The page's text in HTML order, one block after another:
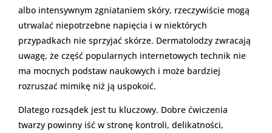
albo intensywnym zgniataniem skóry, rzeczywiście mogą
utrwalać niepotrzebne napięcia i w niektórych
przypadkach nie sprzyjać skórze. Dermatolodzy zwracają
uwagę, że część popularnych internetowych technik nie
ma mocnych podstaw naukowych i może bardziej
rozruszać mimikę niż ją uspokoić.
Dlatego rozsądek jest tu kluczowy. Dobre ćwiczenia
twarzy powinny iść w stronę kontroli, delikatności,